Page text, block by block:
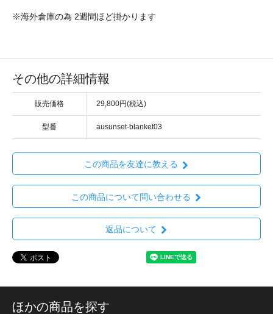
※海外倉庫の為 2週間ほど掛かります
その他の詳細情報
販売価格 29,800円(税込)
型番 ausunset-blanket03
この商品を友達に教える
この商品について問い合わせる
返品について
ほかの商品を探す